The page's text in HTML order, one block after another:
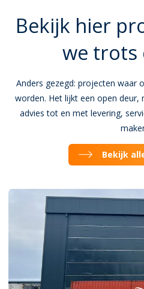
Bekijk hier
we trots
Anders gezegd: projecten waar
worden. Het lijkt een open deur,
advies tot en met levering,
Bekijk